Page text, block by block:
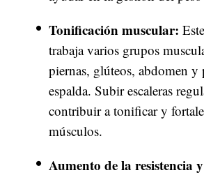
Tonificación muscular:
trabaja varios grupos
piernas, glúteos, abdomen y
espalda. Subir escaleras
contribuir a tonificar y
músculos.
Aumento de la resistencia